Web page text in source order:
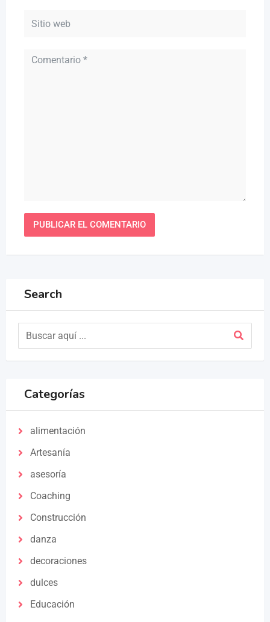
Search
Categorías
alimentación
Artesanía
asesoría
Coaching
Construcción
danza
decoraciones
dulces
Educación